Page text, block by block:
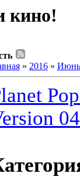
кино!
» 2016 » Июнь